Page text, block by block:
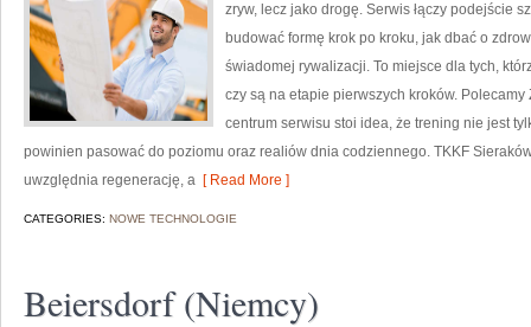
zryw, lecz jako drogę. Serwis łączy podejście
budować formę krok po kroku, jak dbać o
świadomej rywalizacji. To miejsce dla tych,
czy są na etapie pierwszych kroków.
centrum serwisu stoi idea, że trening nie jest
powinien pasować do poziomu oraz realiów dnia codziennego. TKKF
uwzględnia regenerację, a [ Read More ]
CATEGORIES: NOWE TECHNOLOGIE
Beiersdorf (Niemcy)